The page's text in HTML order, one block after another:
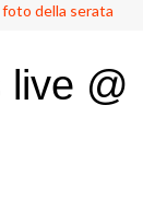
foto della serata
@